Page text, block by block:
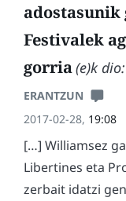
adostasunik
Festivalek
gorria(e)k dio:
ERANTZUN
2017-02-28, 19:08
[…] Williamsez
Libertines eta
zerbait idatzi